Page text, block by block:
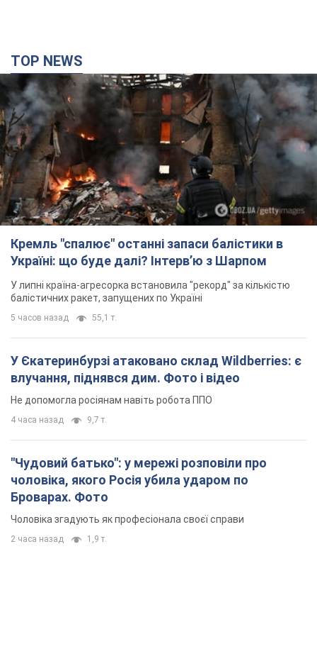
Кремль "спалює" останні запаси балістики в
Україні: що буде далі? Інтерв’ю з Шарпом
У липні країна-агресорка встановила "рекорд" за кількістю
балістичних ракет, запущених по Україні
5 часов назад 55,1 т.
У Єкатеринбурзі атаковано склад Wildberries: є
влучання, піднявся дим. Фото і відео
Не допомогла росіянам навіть робота ППО
"Чудовий батько": у мережі розповіли про
чоловіка, якого Росія убила ударом по
Броварах. Фото
2 часа назад